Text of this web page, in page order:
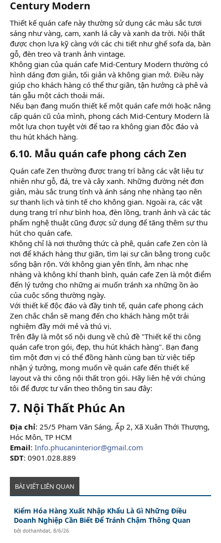
Century Modern​
Thiết kế quán cafe này thường sử dụng các màu sắc tươi
sáng như vàng, cam, xanh lá cây và xanh da trời. Nội thất
được chọn lựa kỹ càng với các chi tiết như ghế sofa da, bàn
gỗ, đèn treo và tranh ảnh vintage.
Không gian của quán cafe Mid-Century Modern thường có
hình dáng đơn giản, tối giản và không gian mở. Điều này
giúp cho khách hàng có thể thư giãn, tận hưởng cà phê và
tán gẫu một cách thoải mái.
Nếu bạn đang muốn thiết kế một quán cafe mới hoặc nâng
cấp quán cũ của mình, phong cách Mid-Century Modern là
một lựa chọn tuyệt vời để tạo ra không gian độc đáo và
thu hút khách hàng.
6.10. Mẫu quán cafe phong cách Zen​
Quán cafe Zen thường được trang trí bằng các vật liệu tự
nhiên như gỗ, đá, tre và cây xanh. Những đường nét đơn
giản, màu sắc trung tính và ánh sáng nhẹ nhàng tạo nên
sự thanh lịch và tinh tế cho không gian. Ngoài ra, các vật
dụng trang trí như bình hoa, đèn lồng, tranh ảnh và các tác
phẩm nghệ thuật cũng được sử dụng để tăng thêm sự thu
hút cho quán cafe.
Không chỉ là nơi thưởng thức cà phê, quán cafe Zen còn là
nơi để khách hàng thư giãn, tìm lại sự cân bằng trong cuộc
sống bận rộn. Với không gian yên tĩnh, âm nhạc nhẹ
nhàng và không khí thanh bình, quán cafe Zen là một điểm
đến lý tưởng cho những ai muốn tránh xa những ồn ào
của cuộc sống thường ngày.
Với thiết kế độc đáo và đầy tinh tế, quán cafe phong cách
Zen chắc chắn sẽ mang đến cho khách hàng một trải
nghiệm đầy mới mẻ và thú vị.
Trên đây là một số nội dung về chủ đề "Thiết kế thi công
quán cafe trọn gói, đẹp, thu hút khách hàng". Bạn đang
tìm một đơn vị có thể đồng hành cùng bạn từ việc tiếp
nhận ý tưởng, mong muốn về quán cafe đến thiết kế
layout và thi công nội thất trọn gói. Hãy liên hệ với chúng
tôi để được tư vấn theo thông tin sau đây:
7. Nội Thất Phúc An​
Địa chỉ: 25/5 Phạm Văn Sáng, Ấp 2, Xã Xuân Thới Thượng,
Hóc Môn, TP HCM
Email: Info.phucaninterior@gmail.com
SDT: 0901.028.889
BÀI VIẾT LIÊN QUAN
Kiểm Hóa Hàng Xuất Nhập Khẩu Là Gì Những Điều
Doanh Nghiệp Cần Biết Để Tránh Chậm Thông Quan
bởidothanhdat,8/6/26